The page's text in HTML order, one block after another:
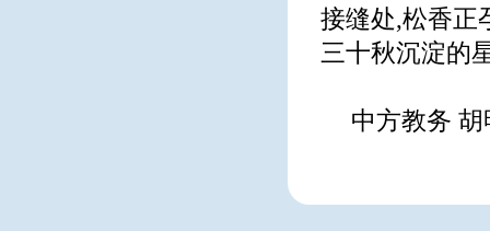
接缝处,松香正
三十秋沉淀的
中方教务 胡